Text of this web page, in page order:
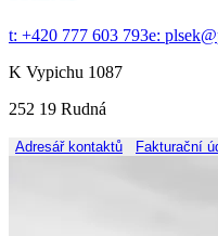
t: +420 777 603 793e:
K Vypichu 1087
252 19 Rudná
Adresář kontaktů Fakturační